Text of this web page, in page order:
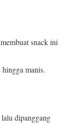
snack ini
manis.
dipanggang